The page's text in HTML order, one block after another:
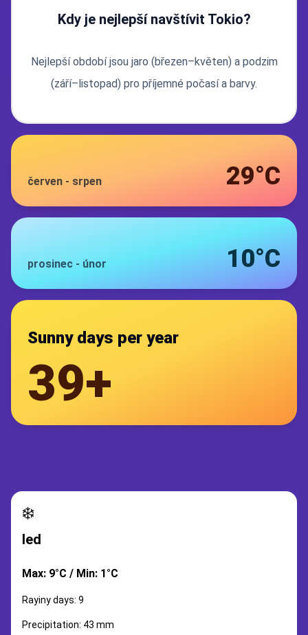
Kdy je nejlepší navštívit Tokio?
Nejlepší období jsou jaro (březen–květen) a podzim
(září–listopad) pro příjemné počasí a barvy.
červen - srpen 29°C
prosinec - únor 10°C
Sunny days per year
39+
❄️
led
Max: 9°C / Min: 1°C
Rayiny days: 9
Precipitation: 43 mm